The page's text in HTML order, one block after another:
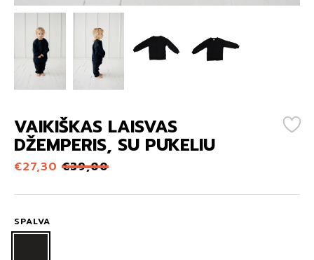
VAIKIŠKAS LAISVAS
DŽEMPERIS, SU PŪKELIU
€27,30 €39,00
SPALVA